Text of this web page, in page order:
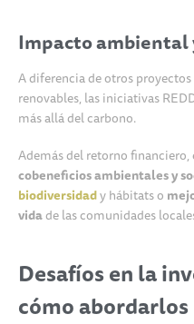
Impacto ambiental
A diferencia de otros
renovables, las iniciativas
más allá del carbono.
Además del retorno financiero,
cobeneficios ambientales y
biodiversidady hábitats o
vidade las comunidades
Desafíos en la
cómo abordarlos